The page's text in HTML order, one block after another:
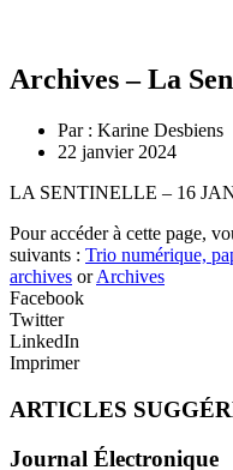
Archives – La
Par : Karine Desbiens
22 janvier 2024
LA SENTINELLE – 16
Pour accéder à cette page,
suivants : Trio numérique,
archives orArchives
Facebook
Twitter
LinkedIn
Imprimer
ARTICLES
Journal Électronique